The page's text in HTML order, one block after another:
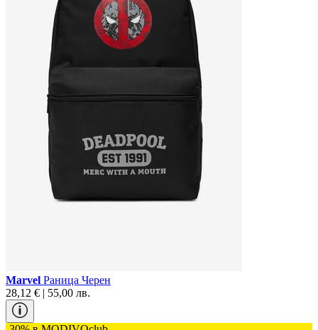
Marvel Раница Черен
28,12 € | 55,00 лв.